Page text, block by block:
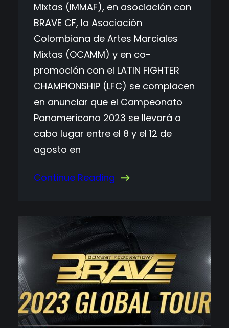
Mixtas (IMMAF), en asociación con
BRAVE CF, la Asociación
Colombiana de Artes Marciales
Mixtas (OCAMM) y en co-
promoción con el LATIN FIGHTER
CHAMPIONSHIP (LFC) se complacen
en anunciar que el Campeonato
Panamericano 2023 se llevará a
cabo lugar entre el 8 y el 12 de
agosto en
Continue Reading